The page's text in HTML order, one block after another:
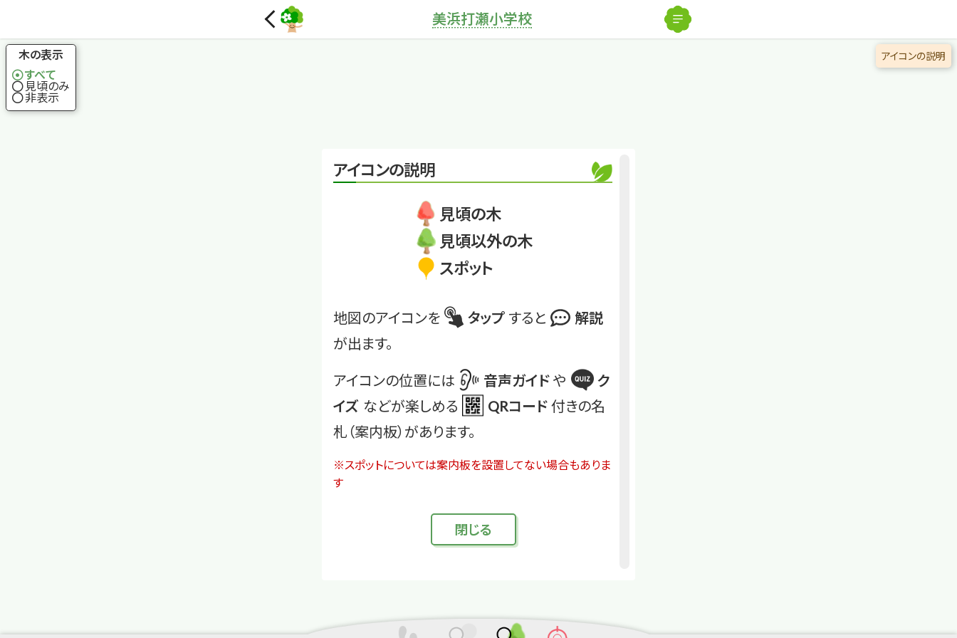
アイコンの説明
見頃の木
見頃以外の木
スポット
地図のアイコンを タップ すると
解説
が出ます。
アイコンの位置には 音声ガイド や
ク
イズ などが楽しめる QRコード 付きの名
札（案内板）があります。
※スポットについては案内板を設置してない場合もありま
す
閉じる
美浜打瀬小学校
センダン
南方熊楠が愛した木
木の表示
すべて
見頃のみ
非表示
アイコンの説明